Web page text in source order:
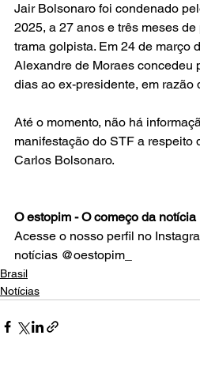
Jair Bolsonaro foi condenado
2025, a 27 anos e três meses
trama golpista. Em 24 de março
Alexandre de Moraes concedeu
dias ao ex-presidente, em razão
Até o momento, não há
manifestação do STF a respeito
Carlos Bolsonaro.
O estopim - O começo da notícia
Acesse o nosso perfil no
notícias @oestopim_
Brasil
Notícias